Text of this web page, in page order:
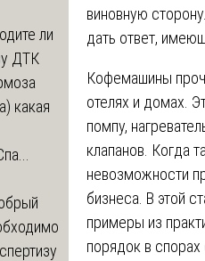
виновную
дать ответ,
Кофемашины
отелях и домах.
помпу,
клапанов. Когда
невозможности
бизнеса. В этой
примеры из
порядок в спорах
ли
ДТК
какая